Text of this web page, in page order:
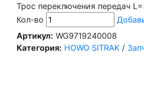
Трос переключения передач
Кол-во
Артикул: WG9719240008
Категория: HOWO SITRAK /